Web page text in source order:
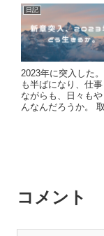
日記
2023年に突入した
も半ばになり、仕
ながらも、日々も
んなんだろうか。
コメント